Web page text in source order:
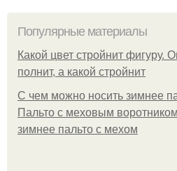
Популярные материалы
Какой цвет стройнит фигуру.
полнит, а какой стройнит
C чем можно носить зимнее
Пальто с меховым
зимнее пальто с мехом